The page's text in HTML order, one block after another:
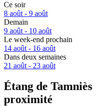
Ce soir
8 août - 9 août
Demain
9 août - 10 août
Le week-end prochain
14 août - 16 août
Dans deux semaines
21 août - 23 août
Étang de
proximité